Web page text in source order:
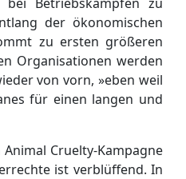
der ökonomischen
zu ersten größeren
Organisationen werden
von vorn, »eben weil
für einen langen und
Cruelty-Kampagne
ist verblüffend. In